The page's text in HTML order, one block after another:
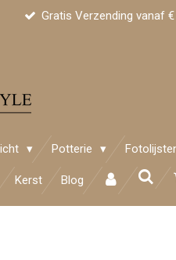
Gratis Verzending vanaf
Potterie
Kerst Blog